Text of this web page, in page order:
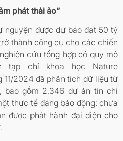
phát thải ảo”
nguyện được dự báo đạt 50 tỷ
thành công cụ cho các chiến
cứu tổng hợp có quy mô
tạp chí khoa học Nature
2024 đã phân tích dữ liệu từ
bao gồm 2,346 dự án tín chỉ
thực tế đáng báo động: chưa
được phát hành đại diện cho